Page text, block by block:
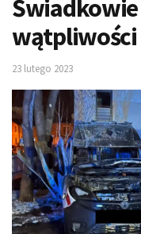
wątpliwości
23 lutego 2023